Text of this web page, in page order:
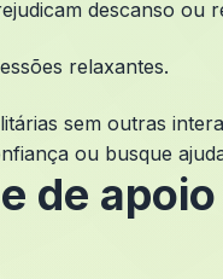
descanso ou
relaxantes.
sem outras
ou busque
de apoio